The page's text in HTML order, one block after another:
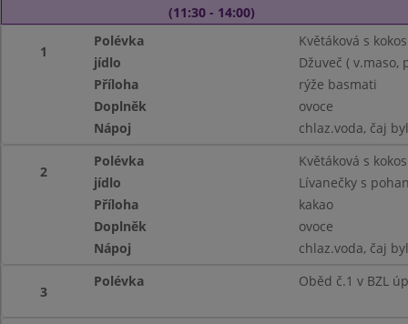
(11:30 - 14:00)
1
Polévka
Květáková s
jídlo
Džuveč ( v.maso,
Příloha
rýže basmati
Doplněk
ovoce
Nápoj
chlaz.voda, čaj
2
Polévka
Květáková s
jídlo
Lívanečky s
Příloha
kakao
Doplněk
ovoce
Nápoj
chlaz.voda, čaj
3
Polévka Oběd č.1 v BZL